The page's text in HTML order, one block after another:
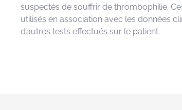
suspectés de souffrir de thrombophilie.
utilisés en association avec les données
d’autres tests effectués sur le patient.